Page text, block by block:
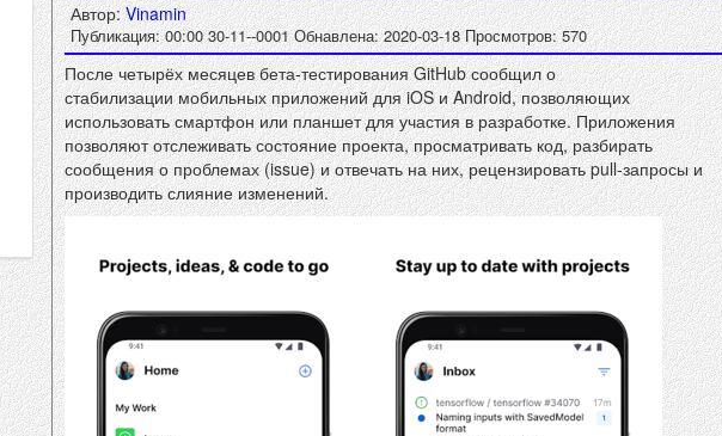
Автор:Vinamin
Публикация: 00:00 30-11--0001Обнавлена: 2020-03-18 Просмотров: 570
После четырёх месяцев бета-тестирования GitHub сообщил о
стабилизации мобильных приложений для iOS и Android, позволяющих
использовать смартфон или планшет для участия в разработке. Приложения
позволяют отслеживать состояние проекта, просматривать код, разбирать
сообщения о проблемах (issue) и отвечать на них, рецензировать pull-запросы и
производить слияние изменений.